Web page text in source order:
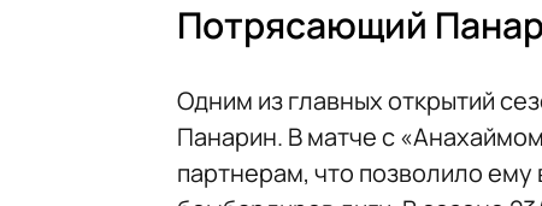
Потрясающий
Одним из главных открытий
Панарин. В матче с
партнерам, что позволило ему